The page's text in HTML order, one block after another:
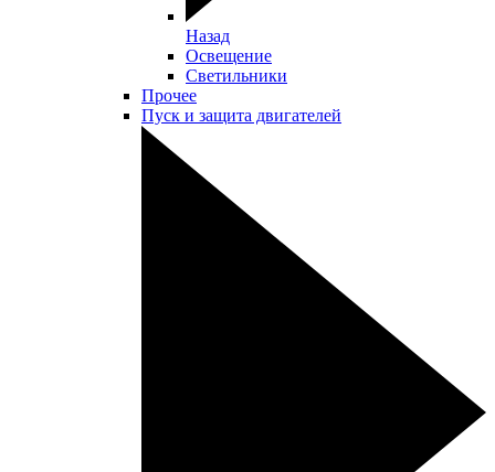
Назад
Освещение
Светильники
Прочее
Пуск и защита двигателей